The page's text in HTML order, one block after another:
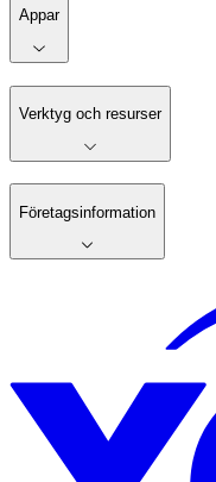
Appar
Verktyg och resurser
Företagsinformation